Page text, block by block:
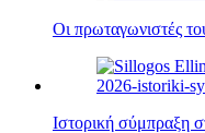
Οι πρωταγωνιστές
Ιστορική σύμπραξη